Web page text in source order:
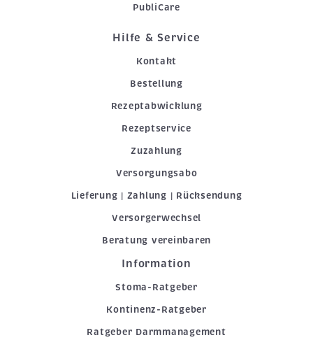
PubliCare
Hilfe & Service
Kontakt
Bestellung
Rezeptabwicklung
Rezeptservice
Zuzahlung
Versorgungsabo
Lieferung | Zahlung | Rücksendung
Versorgerwechsel
Beratung vereinbaren
Information
Stoma-Ratgeber
Kontinenz-Ratgeber
Ratgeber Darmmanagement